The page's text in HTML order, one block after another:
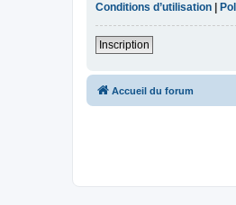
Conditions d’utilisation
Inscription
Accueil du forum